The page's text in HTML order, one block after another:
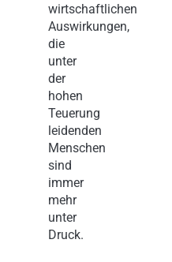
wirtschaftlichen
Auswirkungen,
die
unter
der
hohen
Teuerung
leidenden
Menschen
sind
immer
mehr
unter
Druck.